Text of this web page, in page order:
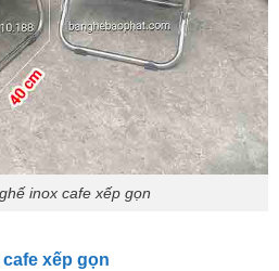
inox cafe xếp gọn
cafe xếp gọn